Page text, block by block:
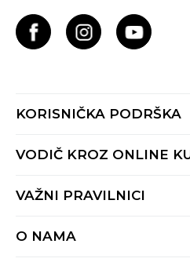
KORISNIČKA PODRŠKA
Provjeri status porudžbine
Radno vrijeme 9-16h
VODIČ KROZ ONLINE
Načini isporuke
Reklamacije
VAŽNI PRAVILNICI
O NAMA